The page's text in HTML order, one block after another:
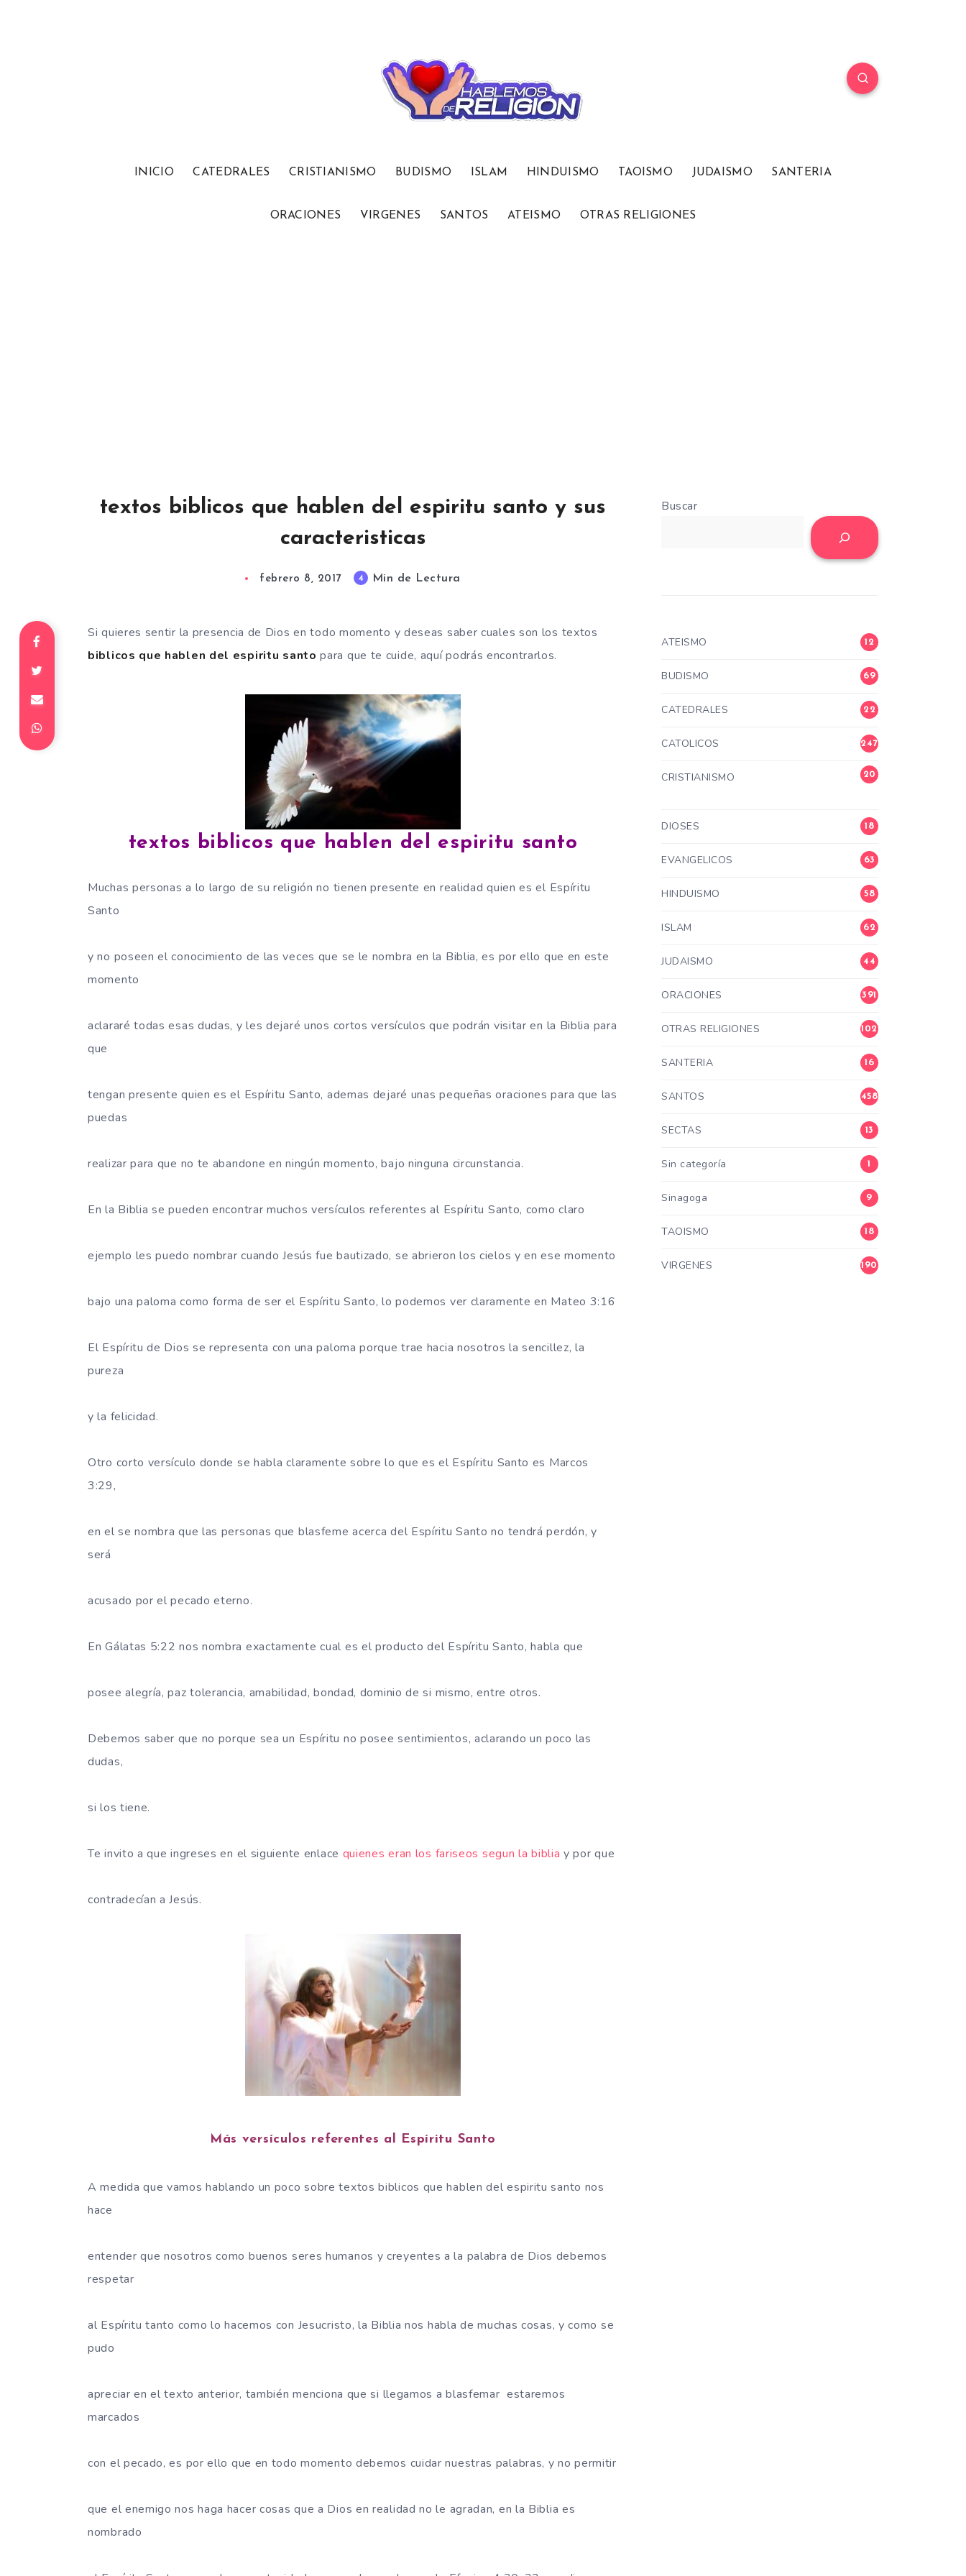
INICIO CATEDRALES CRISTIANISMO BUDISMO ISLAM HINDUISMO TAOISMO JUDAISMO SANTERIA
ORACIONES VIRGENES SANTOS ATEISMO OTRAS RELIGIONES
textos biblicos que hablen del espiritu santo y sus
caracteristicas
febrero 8, 2017 4 Min de Lectura
Si quieres sentir la presencia de Dios en todo momento y deseas saber cuales son los textos
biblicos que hablen del espiritu santo para que te cuide, aquí podrás encontrarlos.
textos biblicos que hablen del espiritu santo
Muchas personas a lo largo de su religión no tienen presente en realidad quien es el Espíritu
Santo
y no poseen el conocimiento de las veces que se le nombra en la Biblia, es por ello que en este
momento
aclararé todas esas dudas, y les dejaré unos cortos versículos que podrán visitar en la Biblia para
que
tengan presente quien es el Espíritu Santo, ademas dejaré unas pequeñas oraciones para que las
puedas
realizar para que no te abandone en ningún momento, bajo ninguna circunstancia.
En la Biblia se pueden encontrar muchos versículos referentes al Espíritu Santo, como claro
ejemplo les puedo nombrar cuando Jesús fue bautizado, se abrieron los cielos y en ese momento
bajo una paloma como forma de ser el Espíritu Santo, lo podemos ver claramente en Mateo 3:16
El Espíritu de Dios se representa con una paloma porque trae hacia nosotros la sencillez, la
pureza
y la felicidad.
Otro corto versículo donde se habla claramente sobre lo que es el Espíritu Santo es Marcos
3:29,
en el se nombra que las personas que blasfeme acerca del Espíritu Santo no tendrá perdón, y
será
acusado por el pecado eterno.
En Gálatas 5:22 nos nombra exactamente cual es el producto del Espíritu Santo, habla que
posee alegría, paz tolerancia, amabilidad, bondad, dominio de si mismo, entre otros.
Debemos saber que no porque sea un Espíritu no posee sentimientos, aclarando un poco las
dudas,
si los tiene.
Te invito a que ingreses en el siguiente enlace quienes eran los fariseos segun la bibliay por que
contradecían a Jesús.
Más versículos referentes al Espíritu Santo
A medida que vamos hablando un poco sobre textos biblicos que hablen del espiritu santo nos
hace
entender que nosotros como buenos seres humanos y creyentes a la palabra de Dios debemos
respetar
al Espíritu tanto como lo hacemos con Jesucristo, la Biblia nos habla de muchas cosas, y como se
pudo
apreciar en el texto anterior, también menciona que si llegamos a blasfemar estaremos
marcados
con el pecado, es por ello que en todo momento debemos cuidar nuestras palabras, y no permitir
que el enemigo nos haga hacer cosas que a Dios en realidad no le agradan, en la Biblia es
nombrado
Buscar
ATEISMO 12
BUDISMO 69
CATEDRALES 22
CATOLICOS 247
CRISTIANISMO
20
DIOSES 18
EVANGELICOS 63
HINDUISMO 58
ISLAM 62
JUDAISMO 44
ORACIONES 391
OTRAS RELIGIONES 102
SANTERIA 16
SANTOS 458
SECTAS 13
Sin categoría 1
Sinagoga 9
TAOISMO 18
VIRGENES 190